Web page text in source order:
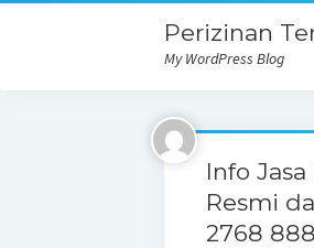
Perizinan
My WordPress Blog
Info
Resmi
2768